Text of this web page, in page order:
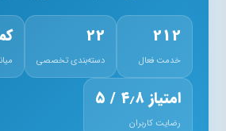
212
خدمت فعال
22
دسته‌بندی تخصصی
امتیاز ۴٫۸ / ۵
رضایت کاربران